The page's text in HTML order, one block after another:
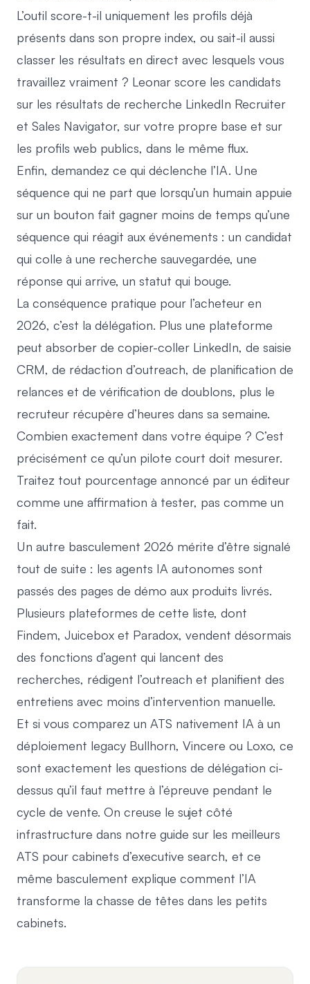
L’outil score-t-il uniquement les profils déjà
présents dans son propre index, ou sait-il aussi
classer les résultats en direct avec lesquels vous
travaillez vraiment ? Leonar score les candidats
sur les résultats de recherche LinkedIn Recruiter
et Sales Navigator, sur votre propre base et sur
les profils web publics, dans le même flux.
Enfin, demandez ce qui déclenche l’IA. Une
séquence qui ne part que lorsqu’un humain appuie
sur un bouton fait gagner moins de temps qu’une
séquence qui réagit aux événements : un candidat
qui colle à une recherche sauvegardée, une
réponse qui arrive, un statut qui bouge.
La conséquence pratique pour l’acheteur en
2026, c’est la délégation. Plus une plateforme
peut absorber de copier-coller LinkedIn, de saisie
CRM, de rédaction d’outreach, de planification de
relances et de vérification de doublons, plus le
recruteur récupère d’heures dans sa semaine.
Combien exactement dans votre équipe ? C’est
précisément ce qu’un pilote court doit mesurer.
Traitez tout pourcentage annoncé par un éditeur
comme une affirmation à tester, pas comme un
fait.
Un autre basculement 2026 mérite d’être signalé
tout de suite : les agents IA autonomes sont
passés des pages de démo aux produits livrés.
Plusieurs plateformes de cette liste, dont
Findem, Juicebox et Paradox, vendent désormais
des fonctions d’agent qui lancent des
recherches, rédigent l’outreach et planifient des
entretiens avec moins d’intervention manuelle.
Et si vous comparez un ATS nativement IA à un
déploiement legacy Bullhorn, Vincere ou Loxo, ce
sont exactement les questions de délégation ci-
dessus qu’il faut mettre à l’épreuve pendant le
cycle de vente. On creuse le sujet côté
infrastructure dans notre guide sur les meilleurs
ATS pour cabinets d’executive search, et ce
même basculement explique comment l’IA
transforme la chasse de têtes dans les petits
cabinets.